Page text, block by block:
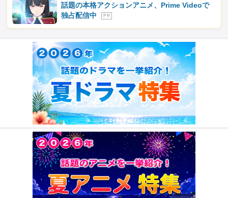
話題の本格アクションアニメ、Prime Videoで
独占配信中
P R